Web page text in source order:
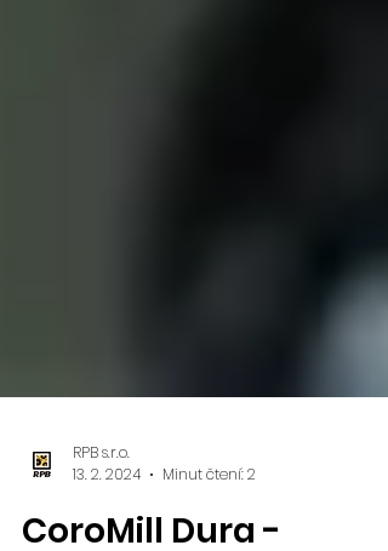
RPB s.r.o.
13. 2. 2024
Minut čtení: 2